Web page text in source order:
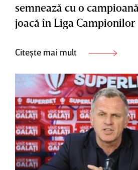
semnează cu o
joacă în Liga Campionilor
Citește mai mult